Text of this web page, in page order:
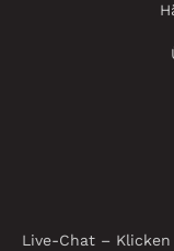
Live-Chat –